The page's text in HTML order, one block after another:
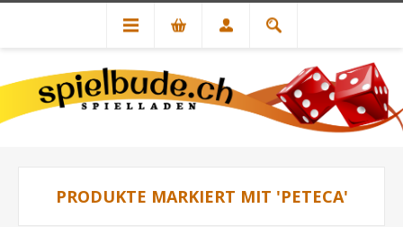
PRODUKTE MARKIERT MIT 'PETECA'